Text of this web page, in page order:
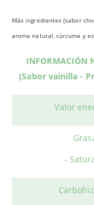
Más ingredientes (sabor
aroma natural, cúrcuma y
INFORMACIÓN
(Sabor vainilla -
Valor
-